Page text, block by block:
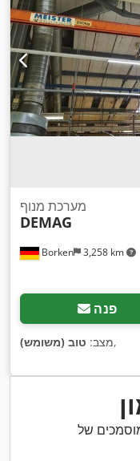
Borken 3,258 km
מערכת מנוף
DEMAG
פנה
מצב: טוב (משומש) ,